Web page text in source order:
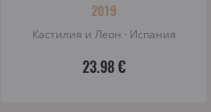
2019
Кастилия и Леон · Испания
23.98 €